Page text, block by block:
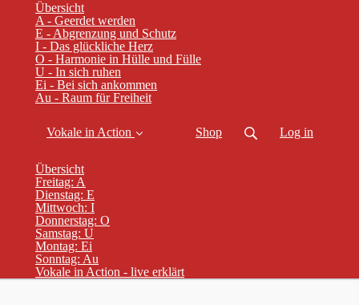
Übersicht
A - Geerdet werden
E - Abgrenzung und Schutz
I - Das glückliche Herz
O - Harmonie in Hülle und Fülle
U - In sich ruhen
Ei - Bei sich ankommen
Au - Raum für Freiheit
Vokale in Action
Übersicht
Freitag: A
Dienstag: E
Mittwoch: I
Donnerstag: O
Samstag: U
Montag: Ei
Sonntag: Au
Vokale in Action - live erklärt
Shop Log in